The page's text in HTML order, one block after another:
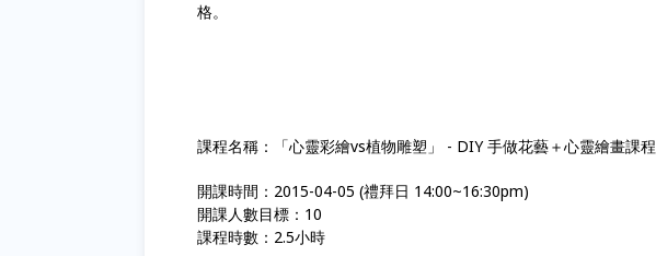
格。
課程名稱：「心靈彩繪vs植物雕塑」 - DIY 手做花藝＋心靈繪畫課程
開課時間：2015-04-05 (禮拜日 14:00~16:30pm)
開課人數目標：10
課程時數：2.5小時